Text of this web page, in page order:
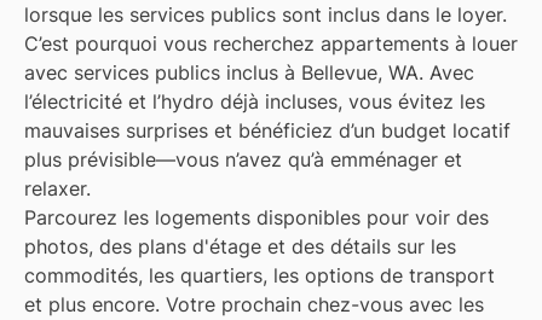
lorsque les services publics sont inclus dans le loyer.
C’est pourquoi vous recherchez appartements à louer
avec services publics inclus à Bellevue, WA. Avec
l’électricité et l’hydro déjà incluses, vous évitez les
mauvaises surprises et bénéficiez d’un budget locatif
plus prévisible—vous n’avez qu’à emménager et
relaxer.
Parcourez les logements disponibles pour voir des
photos, des plans d'étage et des détails sur les
commodités, les quartiers, les options de transport
et plus encore. Votre prochain chez-vous avec les